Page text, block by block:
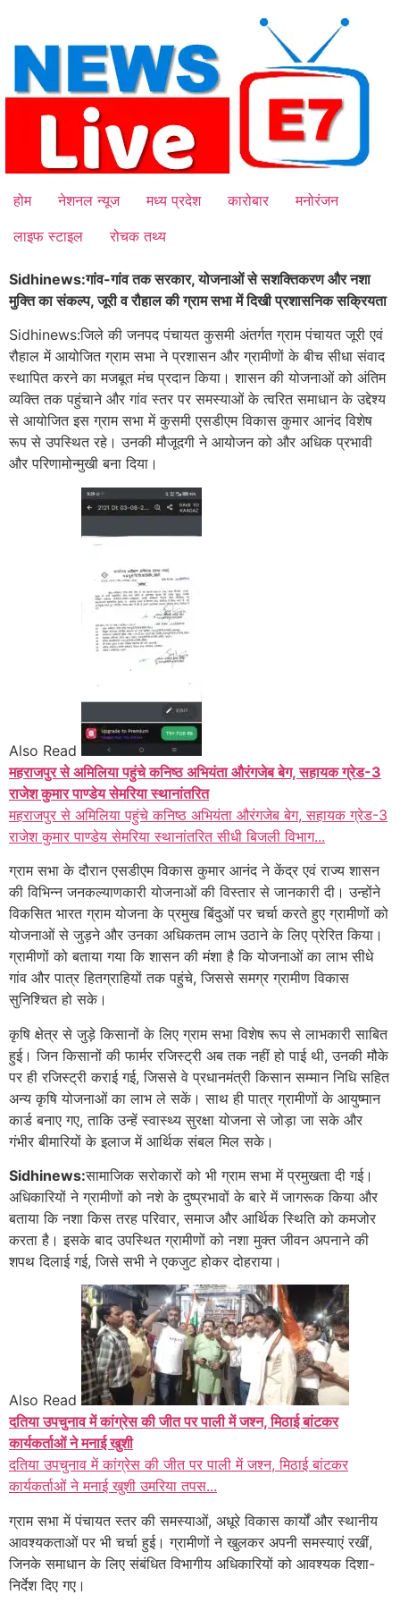
content
होम नेशनल न्यूज मध्य प्रदेश कारोबार
मनोरंजन
लाइफ स्टाइल
रोचक तथ्य
Sidhinews:गांव-गांव तक सरकार, योजनाओं से सशक्तिकरण और नशा
मुक्ति का संकल्प, जूरी व रौहाल की ग्राम सभा में दिखी प्रशासनिक सक्रियता
Sidhinews:जिले की जनपद पंचायत कुसमी अंतर्गत ग्राम पंचायत जूरी एवं
रौहाल में आयोजित ग्राम सभा ने प्रशासन और ग्रामीणों के बीच सीधा संवाद
स्थापित करने का मजबूत मंच प्रदान किया। शासन की योजनाओं को अंतिम
व्यक्ति तक पहुंचाने और गांव स्तर पर समस्याओं के त्वरित समाधान के उद्देश्य
से आयोजित इस ग्राम सभा में कुसमी एसडीएम विकास कुमार आनंद विशेष
रूप से उपस्थित रहे। उनकी मौजूदगी ने आयोजन को और अधिक प्रभावी
और परिणामोन्मुखी बना दिया।
Also Read
महराजपुर से अमिलिया पहुंचे कनिष्ठ अभियंता औरंगजेब बेग, सहायक ग्रेड-3
राजेश कुमार पाण्डेय सेमरिया स्थानांतरित
महराजपुर से अमिलिया पहुंचे कनिष्ठ अभियंता औरंगजेब बेग, सहायक ग्रेड-3
राजेश कुमार पाण्डेय सेमरिया स्थानांतरित सीधी बिजली विभाग...
ग्राम सभा के दौरान एसडीएम विकास कुमार आनंद ने केंद्र एवं राज्य शासन
की विभिन्न जनकल्याणकारी योजनाओं की विस्तार से जानकारी दी। उन्होंने
विकसित भारत ग्राम योजना के प्रमुख बिंदुओं पर चर्चा करते हुए ग्रामीणों को
योजनाओं से जुड़ने और उनका अधिकतम लाभ उठाने के लिए प्रेरित किया।
ग्रामीणों को बताया गया कि शासन की मंशा है कि योजनाओं का लाभ सीधे
गांव और पात्र हितग्राहियों तक पहुंचे, जिससे समग्र ग्रामीण विकास
सुनिश्चित हो सके।
कृषि क्षेत्र से जुड़े किसानों के लिए ग्राम सभा विशेष रूप से लाभकारी साबित
हुई। जिन किसानों की फार्मर रजिस्ट्री अब तक नहीं हो पाई थी, उनकी मौके
पर ही रजिस्ट्री कराई गई, जिससे वे प्रधानमंत्री किसान सम्मान निधि सहित
अन्य कृषि योजनाओं का लाभ ले सकें। साथ ही पात्र ग्रामीणों के आयुष्मान
कार्ड बनाए गए, ताकि उन्हें स्वास्थ्य सुरक्षा योजना से जोड़ा जा सके और
गंभीर बीमारियों के इलाज में आर्थिक संबल मिल सके।
Sidhinews:सामाजिक सरोकारों को भी ग्राम सभा में प्रमुखता दी गई।
अधिकारियों ने ग्रामीणों को नशे के दुष्प्रभावों के बारे में जागरूक किया और
बताया कि नशा किस तरह परिवार, समाज और आर्थिक स्थिति को कमजोर
करता है। इसके बाद उपस्थित ग्रामीणों को नशा मुक्त जीवन अपनाने की
शपथ दिलाई गई, जिसे सभी ने एकजुट होकर दोहराया।
Also Read
दतिया उपचुनाव में कांग्रेस की जीत पर पाली में जश्न, मिठाई बांटकर
कार्यकर्ताओं ने मनाई खुशी
दतिया उपचुनाव में कांग्रेस की जीत पर पाली में जश्न, मिठाई बांटकर
कार्यकर्ताओं ने मनाई खुशी उमरिया तपस...
ग्राम सभा में पंचायत स्तर की समस्याओं, अधूरे विकास कार्यों और स्थानीय
आवश्यकताओं पर भी चर्चा हुई। ग्रामीणों ने खुलकर अपनी समस्याएं रखीं,
जिनके समाधान के लिए संबंधित विभागीय अधिकारियों को आवश्यक दिशा-
निर्देश दिए गए।